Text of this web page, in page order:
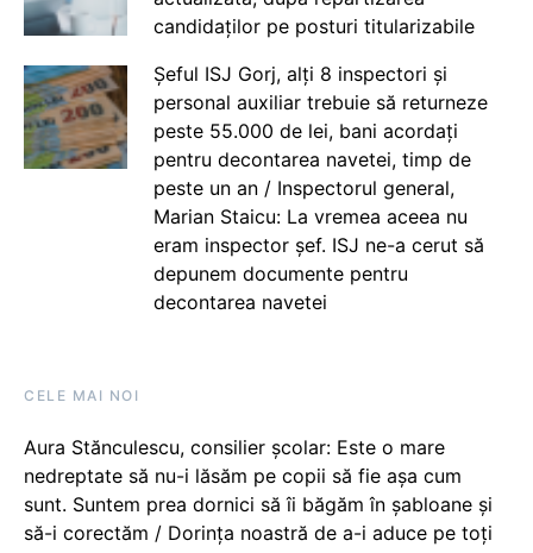
candidaților pe posturi titularizabile
Șeful ISJ Gorj, alți 8 inspectori și
personal auxiliar trebuie să returneze
peste 55.000 de lei, bani acordați
pentru decontarea navetei, timp de
peste un an / Inspectorul general,
Marian Staicu: La vremea aceea nu
eram inspector șef. ISJ ne-a cerut să
depunem documente pentru
decontarea navetei
CELE MAI NOI
Aura Stănculescu, consilier școlar: Este o mare
nedreptate să nu-i lăsăm pe copii să fie așa cum
sunt. Suntem prea dornici să îi băgăm în șabloane și
să-i corectăm / Dorința noastră de a-i aduce pe toți